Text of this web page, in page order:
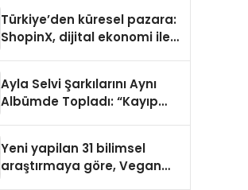
Türkiye’den küresel pazara:
ShopinX, dijital ekonomi ile
Ayla Selvi Şarkılarını Aynı
Albümde Topladı: “Kayıp
Yeni yapilan 31 bilimsel
araştırmaya göre, Vegan